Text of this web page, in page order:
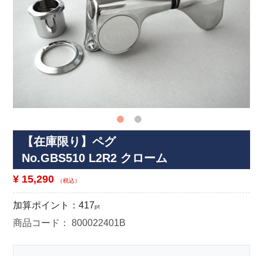
【在庫限り】ペグ
No.GBS510 L2R2 クローム
¥ 15,290 （税込）
加算ポイント：417pt
商品コード：800022401B